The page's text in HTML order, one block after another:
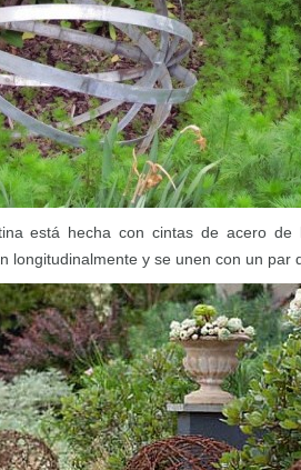
está hecha con cintas de acero
longitudinalmente y se unen con un par